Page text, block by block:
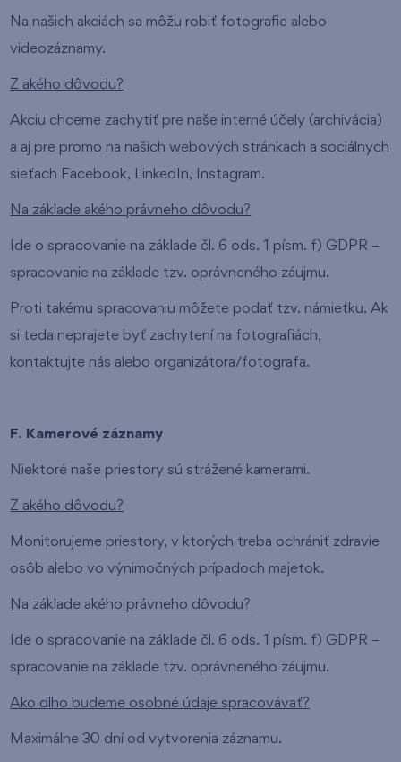
Na našich akciách sa môžu robiť fotografie alebo
videozáznamy.
Z akého dôvodu?
Akciu chceme zachytiť pre naše interné účely (archivácia)
a aj pre promo na našich webových stránkach a sociálnych
sieťach Facebook, LinkedIn, Instagram.
Na základe akého právneho dôvodu?
Ide o spracovanie na základe čl. 6 ods. 1 písm. f) GDPR –
spracovanie na základe tzv. oprávneného záujmu.
Proti takému spracovaniu môžete podať tzv. námietku. Ak
si teda neprajete byť zachytení na fotografiách,
kontaktujte nás alebo organizátora/fotografa.
F. Kamerové záznamy
Niektoré naše priestory sú strážené kamerami.
Z akého dôvodu?
Monitorujeme priestory, v ktorých treba ochrániť zdravie
osôb alebo vo výnimočných prípadoch majetok.
Na základe akého právneho dôvodu?
Ide o spracovanie na základe čl. 6 ods. 1 písm. f) GDPR –
spracovanie na základe tzv. oprávneného záujmu.
Ako dlho budeme osobné údaje spracovávať?
Maximálne 30 dní od vytvorenia záznamu.